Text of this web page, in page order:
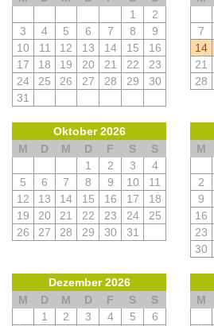
1
2
3
4 5 6 7 8
9
10
11 12 13 14 15
16
17
18 19 20 21 22
23
24
25 26 27 28 29
30
31
7
14
21
28
Oktober 2026
M
D M D F S
S
1
2 3
4
5
6 7 8 9 10
11
12
13 14 15 16 17
18
19
20 21 22 23 24
25
26
27 28 29 30 31
M
2
9
16
23
30
Dezember 2026
M
D M D F S
S
1
2 3 4 5
6
M